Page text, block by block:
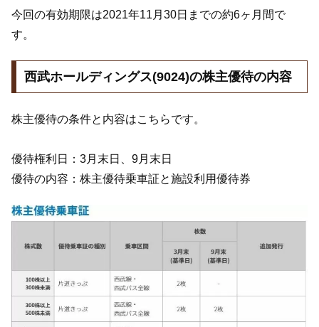
今回の有効期限は2021年11月30日までの約6ヶ月間で
す。
西武ホールディングス(9024)の株主優待の内容
株主優待の条件と内容はこちらです。
優待権利日：3月末日、9月末日
優待の内容：株主優待乗車証と施設利用優待券